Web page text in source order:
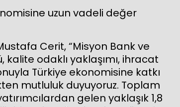
uzun vadeli değer
Cerit, “Misyon Bank ve
odaklı yaklaşımı, ihracat
Türkiye ekonomisine katkı
mutluluk duyuyoruz. Toplam
gelen yaklaşık 1,8